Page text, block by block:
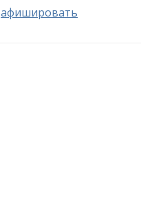
афишировать